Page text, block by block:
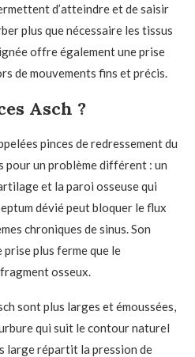
d’atteindre et de saisir
plus que nécessaire les tissus
offre également une prise
de mouvements fins et précis.
Asch ?
pinces de redressement du
pour un problème différent : un
et la paroi osseuse qui
dévié peut bloquer le flux
chroniques de sinus. Son
plus ferme que le
osseux.
sont plus larges et émoussées,
qui suit le contour naturel
large répartit la pression de